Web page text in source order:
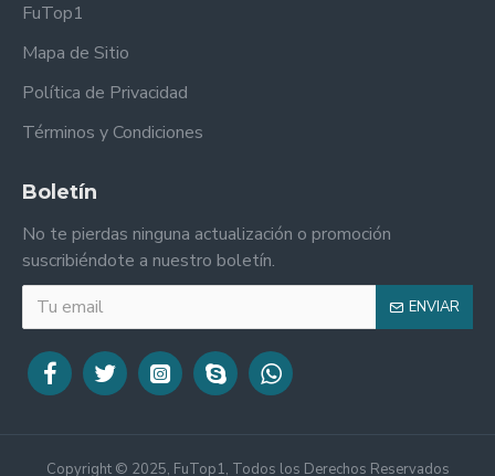
FuTop1
Mapa de Sitio
Política de Privacidad
Términos y Condiciones
Boletín
No te pierdas ninguna actualización o promoción
suscribiéndote a nuestro boletín.
ENVIAR
Copyright © 2025, FuTop1, Todos los Derechos Reservados